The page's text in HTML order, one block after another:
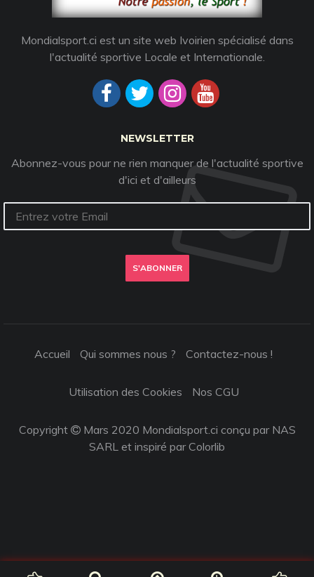
Mondialsport.ci est un site web Ivoirien spécialisé dans
l'actualité sportive Locale et Internationale.
NEWSLETTER
Abonnez-vous pour ne rien manquer de l'actualité sportive
d'ici et d'ailleurs
S'ABONNER
Accueil Qui sommes nous ? Contactez-nous !
Utilisation des Cookies Nos CGU
Copyright
Mars 2020 Mondialsport.ci conçu par NAS
SARL et inspiré parColorlib